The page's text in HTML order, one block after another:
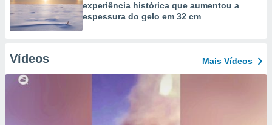
experiência histórica que aumentou a
espessura do gelo em 32 cm
Vídeos Mais Vídeos